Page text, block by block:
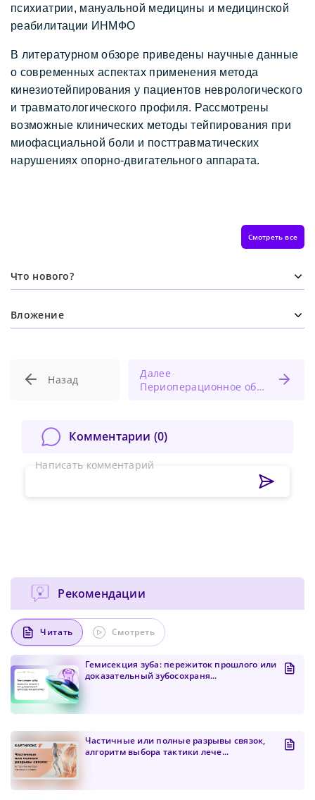
психиатрии, мануальной медицины и медицинской
реабилитации ИНМФО
В литературном обзоре приведены научные данные
о современных аспектах применения метода
кинезиотейпирования у пациентов неврологического
и травматологического профиля. Рассмотрены
возможные клинических методы тейпирования при
миофасциальной боли и посттравматических
нарушениях опорно-двигательного аппарата.
Смотреть все
Что нового?
Вложение
Назад
Далее
Периоперационное обезболивание при больших ортопедических операциях
Комментарии (0)
Написать комментарий
Рекомендации
Читать Смотреть
Гемисекция зуба: пережиток прошлого или
доказательный зубосохраня...
Частичные или полные разрывы связок,
алгоритм выбора тактики лече...